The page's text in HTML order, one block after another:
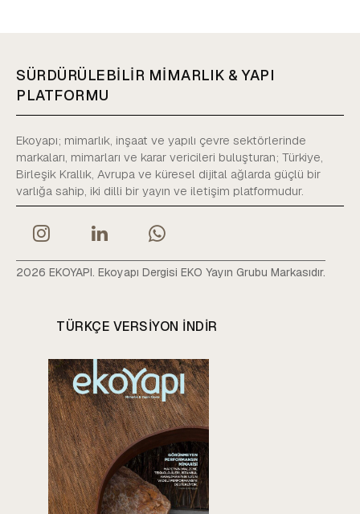
SÜRDÜRÜLEBİLİR MİMARLIK & YAPI
PLATFORMU
Ekoyapı; mimarlık, inşaat ve yapılı çevre sektörlerinde
markaları, mimarları ve karar vericileri buluşturan; Türkiye,
Birleşik Krallık, Avrupa ve küresel dijital ağlarda güçlü bir
varlığa sahip, iki dilli bir yayın ve iletişim platformudur.
2026 EKOYAPI. Ekoyapı Dergisi EKO Yayın Grubu Markasıdır.
TÜRKÇE VERSIYON INDIR